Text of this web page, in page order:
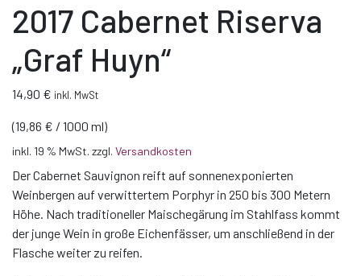
2017 Cabernet Riserva
„Graf Huyn“
14,90 € inkl. MwSt
(19,86 € / 1000 ml)
inkl. 19 % MwSt. zzgl. Versandkosten
Der Cabernet Sauvignon reift auf sonnenexponierten
Weinbergen auf verwittertem Porphyr in 250 bis 300 Metern
Höhe. Nach traditioneller Maischegärung im Stahlfass kommt
der junge Wein in große Eichenfässer, um anschließend in der
Flasche weiter zu reifen.